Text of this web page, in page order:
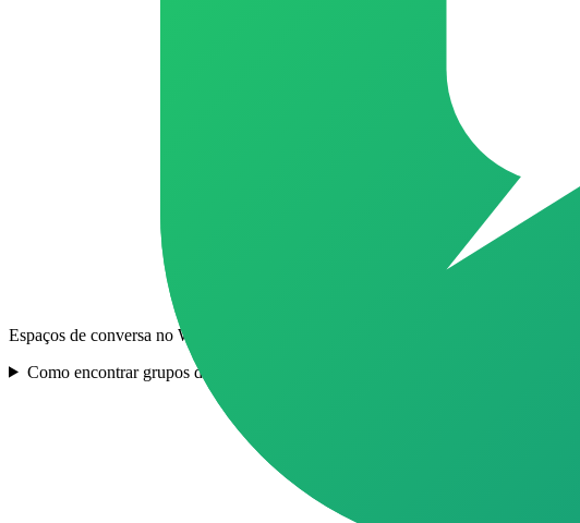
Espaços de conversa no WhatsApp sobre Enem e Vestibular voltados para quem
Como encontrar grupos de Enem e Vestibular ativos em Pedra Bela?